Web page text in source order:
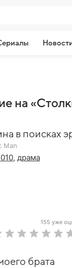
на
в поисках
Man
, драма
155 уже
брата